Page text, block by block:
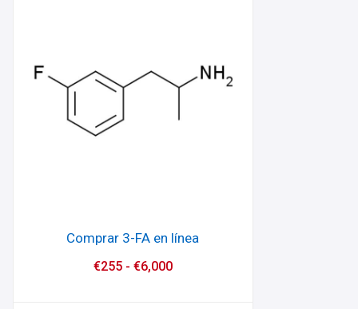
Comprar 3-FA en línea
€255- €6,000